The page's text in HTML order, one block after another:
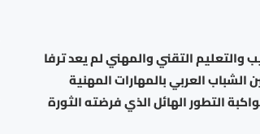
والتعليم التقني والمهني لم يعد ترفا
العربي بالمهارات المهنية
التطور الهائل الذي فرضته الثورة